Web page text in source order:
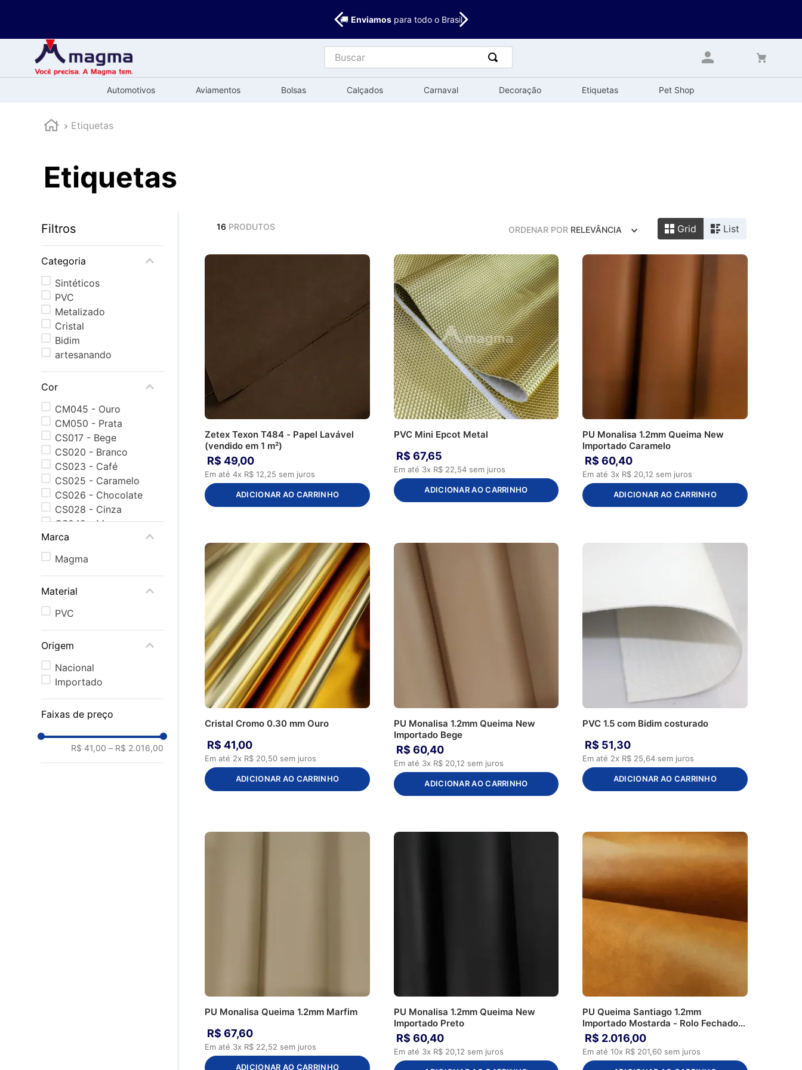
🚚 Enviamospara todo o Brasil
Buscar
Automotivos Aviamentos Bolsas Calçados Carnaval Decoração Etiquetas Pet Shop
Etiquetas
Etiquetas
Filtros
Categoria
Sintéticos
PVC
Metalizado
Cristal
Bidim
artesanando
Cor
CM045 - Ouro
CM050 - Prata
CS017 - Bege
CS020 - Branco
CS023 - Café
CS025 - Caramelo
CS026 - Chocolate
CS028 - Cinza
CS042 - Marrom
CS043 - Mostarda
CS076 - Marfim
CS094 - Areia
CS124 - Telha
Marrom/Marrom
D4252 - Marrom/Preto
Marca
Magma
Material
PVC
Origem
Nacional
Importado
Faixas de preço
R$ 41,00 – R$ 2.016,00
16 PRODUTOS ORDENAR POR RELEVÂNCIA Grid List
Zetex Texon T484 - Papel Lavável
(vendido em 1 m²)
R$ 49,00
Em até4x R$ 12,25 sem juros
ADICIONAR AO CARRINHO
PVC Mini Epcot Metal
R$ 67,65
Em até 3x R$ 22,54sem juros
ADICIONAR AO CARRINHO
PU Monalisa 1.2mm Queima New
Importado Caramelo
R$ 60,40
Em até 3x R$ 20,12 sem juros
ADICIONAR AO CARRINHO
Cristal Cromo 0.30 mm Ouro
R$ 41,00
Em até 2x R$ 20,50 sem juros
ADICIONAR AO CARRINHO
PU Monalisa 1.2mm Queima New
Importado Bege
R$ 60,40
Em até 3x R$ 20,12 sem juros
ADICIONAR AO CARRINHO
PVC 1.5 com Bidim costurado
R$ 51,30
Em até 2x R$ 25,64 sem juros
ADICIONAR AO CARRINHO
PU Monalisa Queima 1.2mm Marfim
R$ 67,60
Em até 3x R$ 22,52 sem juros
ADICIONAR AO CARRINHO
PU Monalisa 1.2mm Queima New
Importado Preto
R$ 60,40
Em até 3x R$ 20,12 sem juros
PU Queima Santiago 1.2mm
Importado Mostarda - Rolo Fechado
40m
R$ 2.016,00
Em até10x R$ 201,60 sem juros